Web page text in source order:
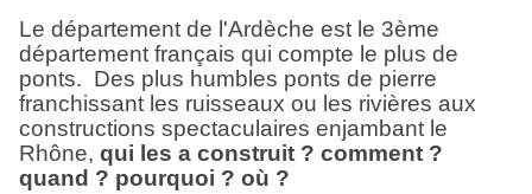
Le département de l'Ardèche est le 3ème
département français qui compte le plus de
ponts. Des plus humbles ponts de pierre
franchissant les ruisseaux ou les rivières aux
constructions spectaculaires enjambant le
Rhône, qui les a construit ? comment ?
quand ? pourquoi ? où ?